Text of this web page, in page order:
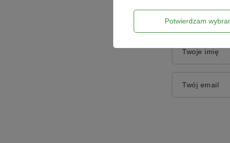
Dodaj
Twoje imię
Twój email
Potwierdzam